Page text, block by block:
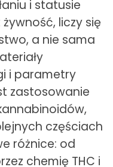
i statusie
liczy się
a nie sama
i parametry
zastosowanie
częściach
różnice: od
chemię THC i